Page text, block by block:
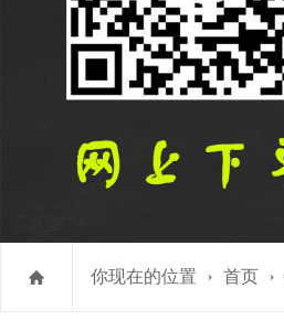
你现在的位置 首页